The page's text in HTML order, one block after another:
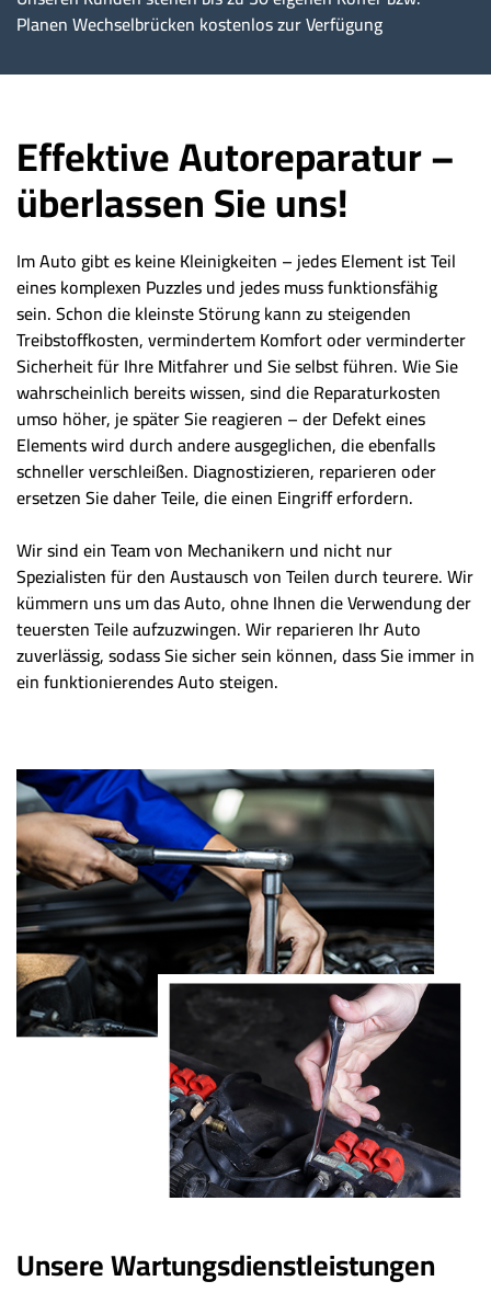
Planen Wechselbrücken kostenlos zur Verfügung
Effektive Autoreparatur –
überlassen Sie uns!
Im Auto gibt es keine Kleinigkeiten – jedes Element ist Teil
eines komplexen Puzzles und jedes muss funktionsfähig
sein. Schon die kleinste Störung kann zu steigenden
Treibstoffkosten, vermindertem Komfort oder verminderter
Sicherheit für Ihre Mitfahrer und Sie selbst führen. Wie Sie
wahrscheinlich bereits wissen, sind die Reparaturkosten
umso höher, je später Sie reagieren – der Defekt eines
Elements wird durch andere ausgeglichen, die ebenfalls
schneller verschleißen. Diagnostizieren, reparieren oder
ersetzen Sie daher Teile, die einen Eingriff erfordern.
Wir sind ein Team von Mechanikern und nicht nur
Spezialisten für den Austausch von Teilen durch teurere. Wir
kümmern uns um das Auto, ohne Ihnen die Verwendung der
teuersten Teile aufzuzwingen. Wir reparieren Ihr Auto
zuverlässig, sodass Sie sicher sein können, dass Sie immer in
ein funktionierendes Auto steigen.
Unsere Wartungsdienstleistungen